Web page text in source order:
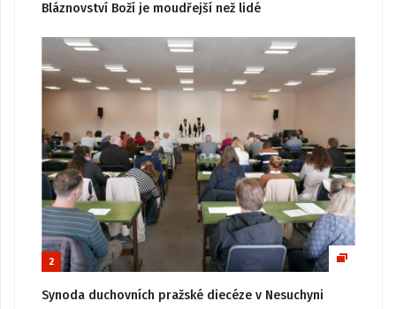
Bláznovství Boží je moudřejší než lidé
2
Synoda duchovních pražské diecéze v Nesuchyni